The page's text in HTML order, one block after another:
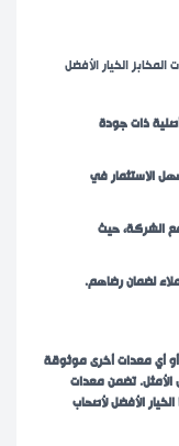
الخيار الأفضل
ذات جودة
الاستثمار في
الشركة، حيث
لضمان رضاهم.
أي معدات أخرى موثوقة
الأمثل. تضمن معدات
الأفضل لأصحاب